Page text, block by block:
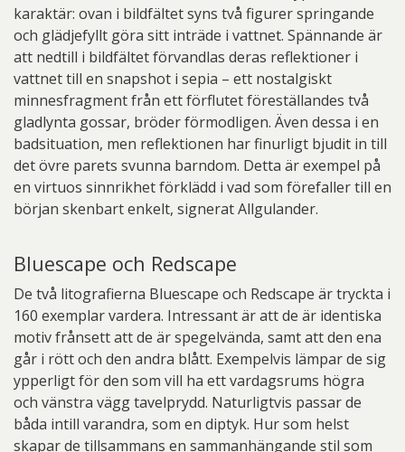
karaktär: ovan i bildfältet syns två figurer springande
och glädjefyllt göra sitt inträde i vattnet. Spännande är
att nedtill i bildfältet förvandlas deras reflektioner i
vattnet till en snapshot i sepia – ett nostalgiskt
minnesfragment från ett förflutet föreställandes två
gladlynta gossar, bröder förmodligen. Även dessa i en
badsituation, men reflektionen har finurligt bjudit in till
det övre parets svunna barndom. Detta är exempel på
en virtuos sinnrikhet förklädd i vad som förefaller till en
början skenbart enkelt, signerat Allgulander.
Bluescape och Redscape
De två litografierna Bluescape och Redscape är tryckta i
160 exemplar vardera. Intressant är att de är identiska
motiv frånsett att de är spegelvända, samt att den ena
går i rött och den andra blått. Exempelvis lämpar de sig
ypperligt för den som vill ha ett vardagsrums högra
och vänstra vägg tavelprydd. Naturligtvis passar de
båda intill varandra, som en diptyk. Hur som helst
skapar de tillsammans en sammanhängande stil som